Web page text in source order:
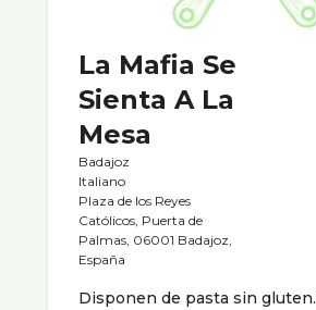
La Mafia Se
Sienta A La
Mesa
Badajoz
Italiano
Plaza de los Reyes
Católicos, Puerta de
Palmas, 06001 Badajoz,
España
Disponen de pasta sin